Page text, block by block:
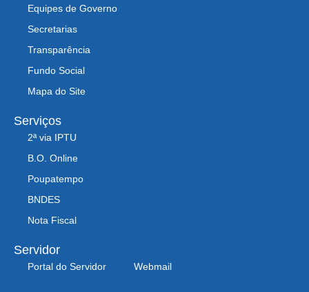
Equipes de Governo
Secretarias
Transparência
Fundo Social
Mapa do Site
Serviços
2ª via IPTU
B.O. Online
Poupatempo
BNDES
Nota Fiscal
Servidor
Portal do Servidor Webmail